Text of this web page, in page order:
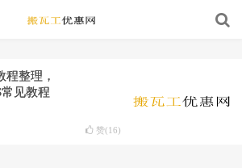
程整理，
常见教程
赞(16)